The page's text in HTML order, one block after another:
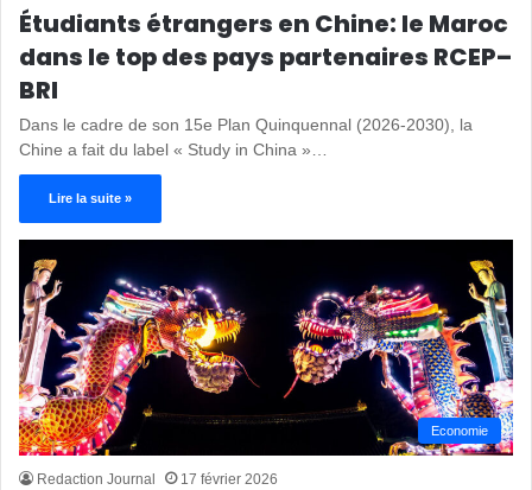
Étudiants étrangers en Chine: le Maroc
dans le top des pays partenaires RCEP–
BRI
Dans le cadre de son 15e Plan Quinquennal (2026-2030), la
Chine a fait du label « Study in China »…
Lire la suite »
Economie
Redaction Journal 17 février 2026